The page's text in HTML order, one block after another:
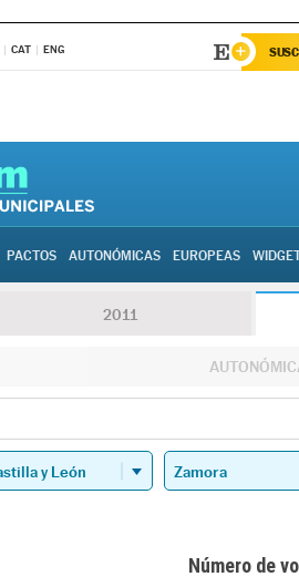
CAT ENG
PACTOS AUTONÓMICAS EUROPEAS
2011
Número de